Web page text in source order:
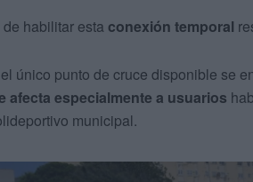
habilitar esta conexión temporal
único punto de cruce disponible se
afecta especialmente a usuarios
municipal.